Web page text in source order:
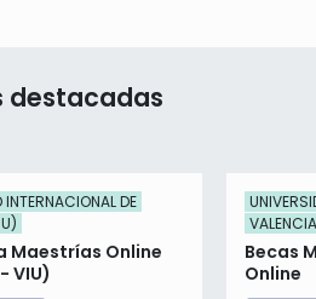
destacadas
INTERNACIONAL DE
Maestrías Online
VIU)
Becas
Online